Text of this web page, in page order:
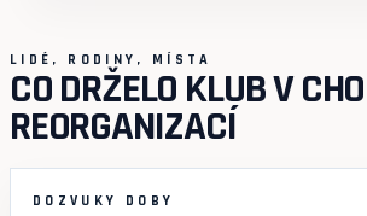
LIDÉ, RODINY, MÍSTA
CO DRŽELO KLUB V
REORGANIZACÍ
DOZVUKY DOBY